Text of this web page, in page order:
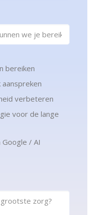
bereiken
aanspreken
verbeteren
voor de lange
/ AI